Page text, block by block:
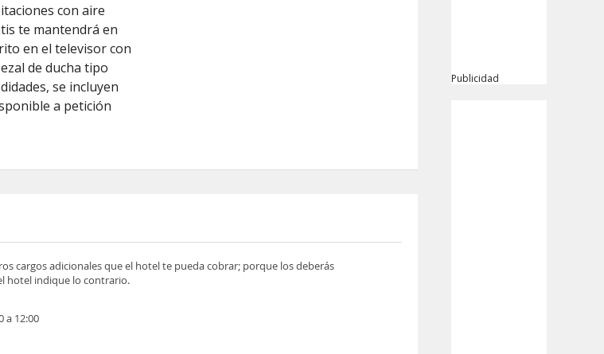
con aire
te mantendrá en
en el televisor con
de ducha tipo
se incluyen
a petición
cargos adicionales que el hotel te pueda cobrar; porque los deberás
hotel indique lo contrario.
a 12:00
Publicidad